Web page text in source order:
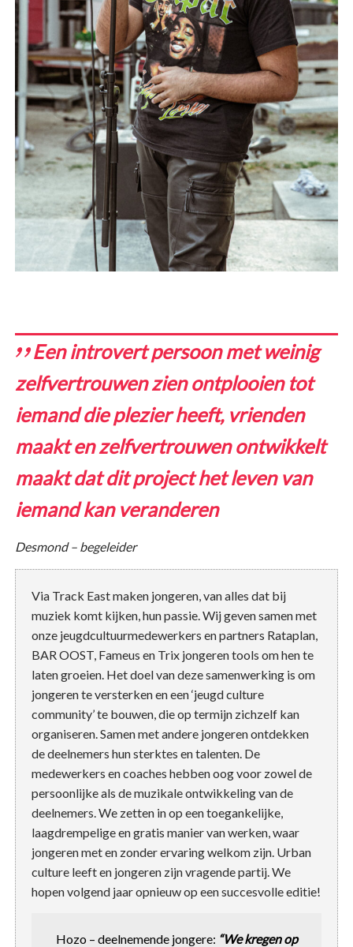
Een introvert persoon met weinig
zelfvertrouwen zien ontplooien tot
iemand die plezier heeft, vrienden
maakt en zelfvertrouwen ontwikkelt
maakt dat dit project het leven van
iemand kan veranderen
Desmond – begeleider
Via Track East maken jongeren, van alles dat bij
muziek komt kijken, hun passie. Wij geven samen met
onze jeugdcultuurmedewerkers en partners Rataplan,
BAR OOST, Fameus en Trix jongeren tools om hen te
laten groeien. Het doel van deze samenwerking is om
jongeren te versterken en een ‘jeugd culture
community’ te bouwen, die op termijn zichzelf kan
organiseren. Samen met andere jongeren ontdekken
de deelnemers hun sterktes en talenten. De
medewerkers en coaches hebben oog voor zowel de
persoonlijke als de muzikale ontwikkeling van de
deelnemers. We zetten in op een toegankelijke,
laagdrempelige en gratis manier van werken, waar
jongeren met en zonder ervaring welkom zijn. Urban
culture leeft en jongeren zijn vragende partij. We
hopen volgend jaar opnieuw op een succesvolle editie!
Hozo – deelnemende jongere: “We kregen op